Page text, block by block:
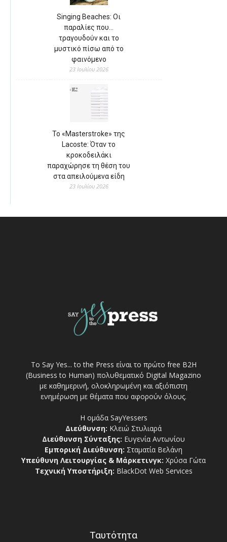
Singing Beaches: Οι
παραλίες που…
τραγουδούν και το
μυστικό πίσω από το
φαινόμενο
23 Ιουλίου 2026
Το «Masterstroke» της
Lacoste: Όταν το
κροκοδειλάκι
παραχώρησε τη θέση του
στα απειλούμενα είδη
23 Ιουλίου 2026
Το Say Yes... to the Press είναι το πρώτο free Β2Η
(Business to Human) πολυθεματικό Digital Magazino
με καθημερινή, ολοκληρωμένη και αξιόπιστη
ενημέρωση με θέματα που αφορούν όλους.
Η ομάδα SayYessers
Διεύθυνση: Κλειώ Στυλιαρά
Διεύθυνση Σύνταξης: Ευγενία Αντωνίου
Εμπορική Διεύθυνση: Σταματία Βελάνη
Υπεύθυνη Λειτουργίας & Μάρκετινγκ: Χρύσα Γώτα
Τεχνική Υποστήριξη: BlackDot Web Services
Ταυτότητα